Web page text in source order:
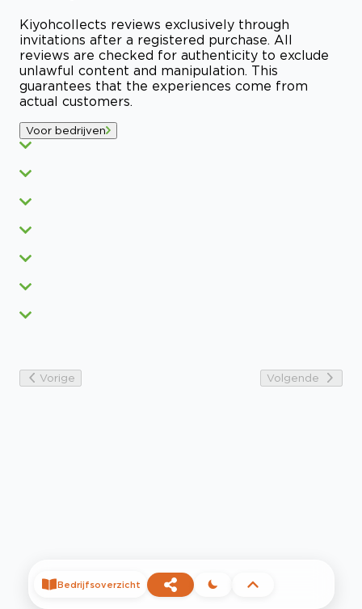
Kiyohcollects reviews exclusively through
invitations after a registered purchase. All
reviews are checked for authenticity to exclude
unlawful content and manipulation. This
guarantees that the experiences come from
actual customers.
Voor bedrijven
Vorige Volgende
Bedrijfsoverzicht